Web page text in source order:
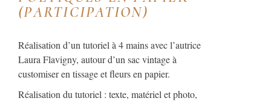
(PARTICIPATION)
Réalisation d’un tutoriel à 4 mains avec l’autrice
Laura Flavigny, autour d’un sac vintage à
customiser en tissage et fleurs en papier.
Réalisation du tutoriel : texte, matériel et photo,